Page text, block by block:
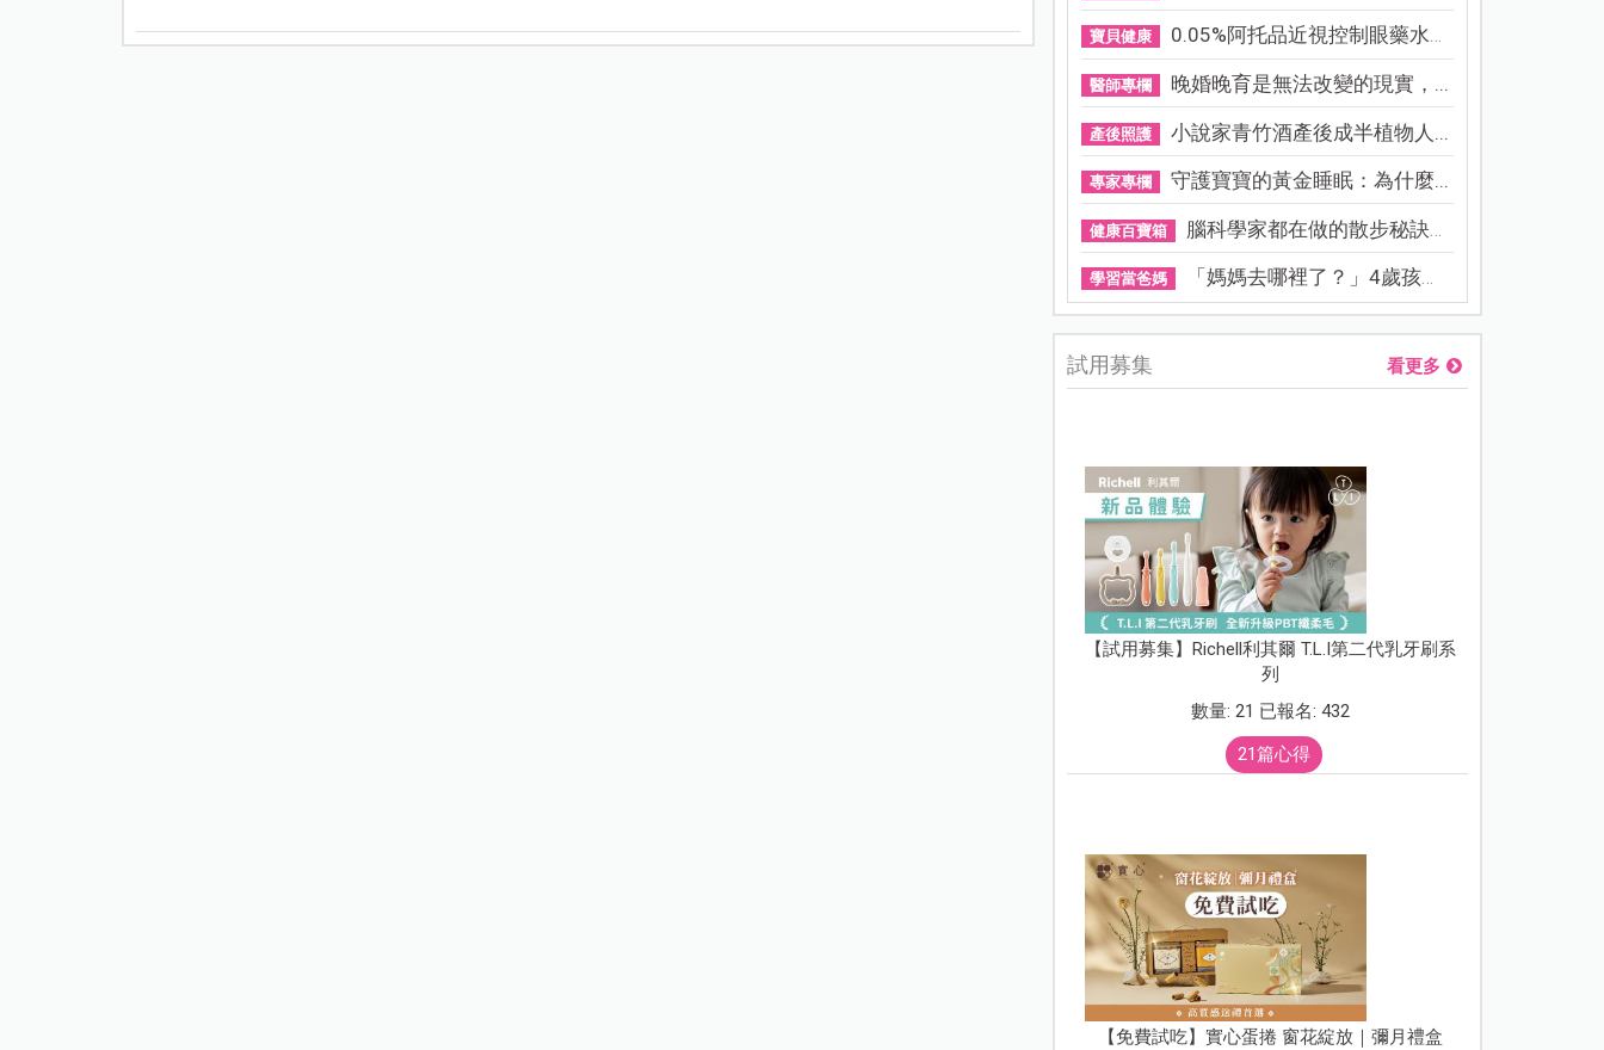
寶貝健康 0.05%阿托品近視控制眼藥水納...
醫師專欄 晚婚晚育是無法改變的現實，...
產後照護 小說家青竹酒產後成半植物人...
專家專欄 守護寶寶的黃金睡眠：為什麼...
健康百寶箱 腦科學家都在做的散步秘訣！...
學習當爸媽 「媽媽去哪裡了？」4歲孩子還...
試用募集 看更多
【試用募集】Richell利其爾 T.L.I第二代乳牙刷系
列
數量: 21 已報名: 432
21篇心得
【免費試吃】實心蛋捲 窗花綻放｜彌月禮盒